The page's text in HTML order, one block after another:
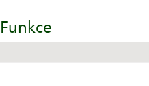
Funkce